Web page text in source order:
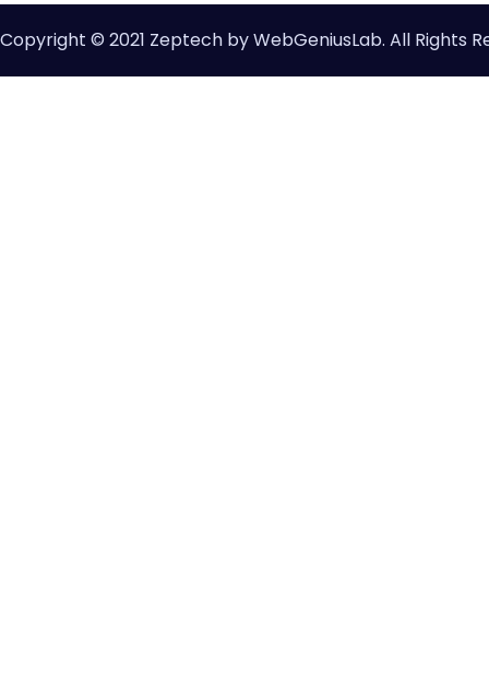
Copyright © 2021 Zeptech by WebGeniusLab. All Rights